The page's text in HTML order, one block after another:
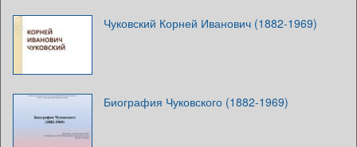
Чуковский Корней Иванович (1882-1969)
Биография Чуковского (1882-1969)